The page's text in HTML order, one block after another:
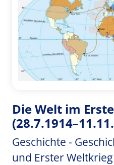
Die Welt im
Geschichte -
und Erster Weltkrieg